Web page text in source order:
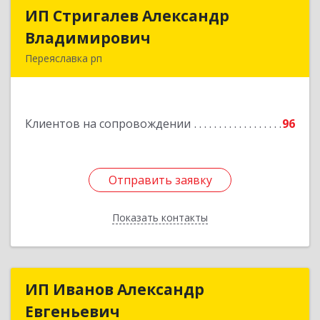
ИП Стригалев Александр
Владимирович
Переяславка рп
Клиентов на сопровождении 96
Отправить заявку
Показать контакты
ИП Стригалев Александр
Подробнее
Отправить заявку
Назад
ИП Иванов Александр
Евгеньевич
ИП Иванов Александр